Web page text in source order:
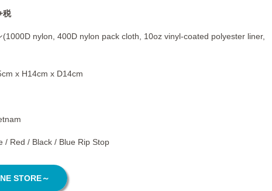
税
(1000D nylon, 400D nylon pack cloth, 10oz vinyl-coated polyester liner,
x H14cm x D14cm
/ Red / Black / Blue Rip Stop
STORE～